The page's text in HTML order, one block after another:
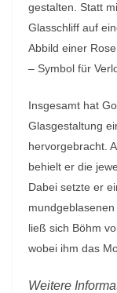
gestalten. Statt
Glasschliff auf
Abbild einer
– Symbol für
Insgesamt hat
Glasgestaltung
hervorgebracht.
behielt er die
Dabei setzte er
ließ sich Böhm
wobei ihm das
Weitere